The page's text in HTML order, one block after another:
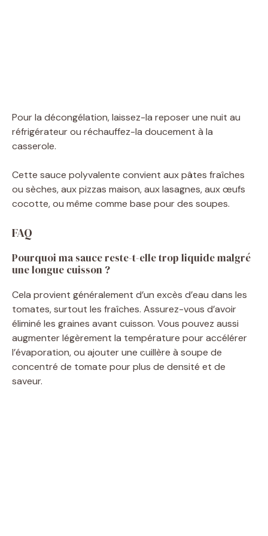
Pour la décongélation, laissez-la reposer une nuit au
réfrigérateur ou réchauffez-la doucement à la
casserole.
Cette sauce polyvalente convient aux pâtes fraîches
ou sèches, aux pizzas maison, aux lasagnes, aux œufs
cocotte, ou même comme base pour des soupes.
FAQ
Pourquoi ma sauce reste-t-elle trop liquide malgré
une longue cuisson ?
Cela provient généralement d’un excès d’eau dans les
tomates, surtout les fraîches. Assurez-vous d’avoir
éliminé les graines avant cuisson. Vous pouvez aussi
augmenter légèrement la température pour accélérer
l’évaporation, ou ajouter une cuillère à soupe de
concentré de tomate pour plus de densité et de
saveur.